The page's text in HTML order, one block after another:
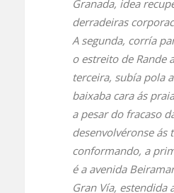
Granada, idea
derradeiras
A segunda, corría
o estreito de Rande
terceira, subía pola
baixaba cara ás
a pesar do fracaso
desenvolvéronse ás
conformando, a
é a avenida
Gran Vía, estendida